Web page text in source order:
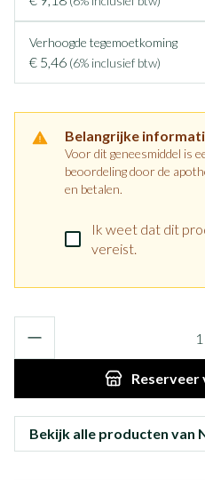
Verhoogde tegemoetkoming
€ 5,46 (6% inclusief btw)
Belangrijke
Voor dit geneesmiddel is
beoordeling door de
en betalen.
Ik weet dat dit
vereist.
Reserveer
Bekijk alle producten van